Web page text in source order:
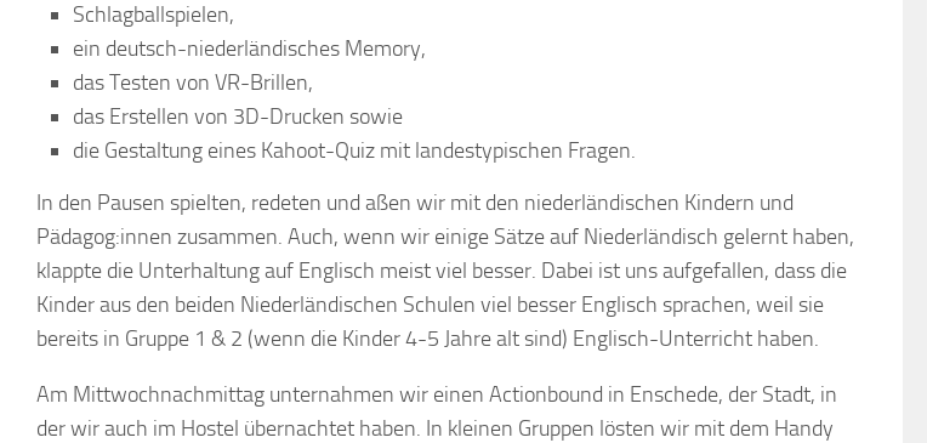
Schlagballspielen,
ein deutsch-niederländisches Memory,
das Testen von VR-Brillen,
das Erstellen von 3D-Drucken sowie
die Gestaltung eines Kahoot-Quiz mit landestypischen Fragen.
In den Pausen spielten, redeten und aßen wir mit den niederländischen Kindern und
Pädagog:innen zusammen. Auch, wenn wir einige Sätze auf Niederländisch gelernt haben,
klappte die Unterhaltung auf Englisch meist viel besser. Dabei ist uns aufgefallen, dass die
Kinder aus den beiden Niederländischen Schulen viel besser Englisch sprachen, weil sie
bereits in Gruppe 1 & 2 (wenn die Kinder 4-5 Jahre alt sind) Englisch-Unterricht haben.
Am Mittwochnachmittag unternahmen wir einen Actionbound in Enschede, der Stadt, in
der wir auch im Hostel übernachtet haben. In kleinen Gruppen lösten wir mit dem Handy